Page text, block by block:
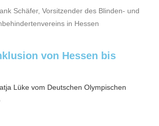
Schäfer, Vorsitzender des Blinden- und
in Hessen
von Hessen bis
Lüke vom Deutschen Olympischen